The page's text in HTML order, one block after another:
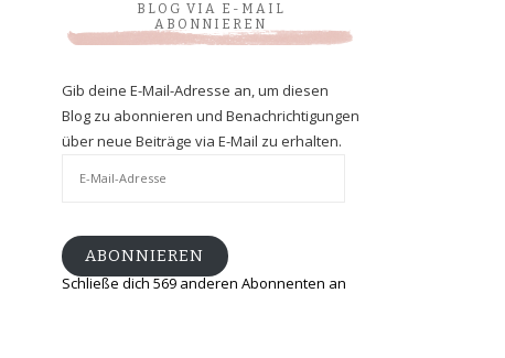
BLOG VIA E-MAIL
ABONNIEREN
Gib deine E-Mail-Adresse an, um diesen
Blog zu abonnieren und Benachrichtigungen
über neue Beiträge via E-Mail zu erhalten.
ABONNIEREN
Schließe dich 569 anderen Abonnenten an